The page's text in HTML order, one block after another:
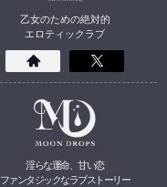
乙女のための絶対的
エロティックラブ
淫らな運命、甘い恋
ファンタジックなラブストーリー